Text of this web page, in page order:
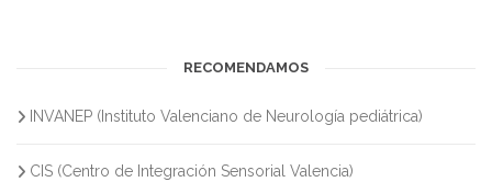
RECOMENDAMOS
INVANEP (Instituto Valenciano de Neurología pediátrica)
CIS (Centro de Integración Sensorial Valencia)